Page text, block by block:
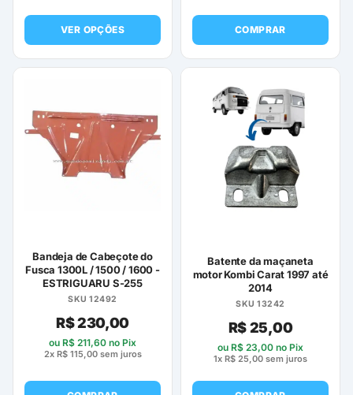
VER OPÇÕES
Este
várias
variantes.
opções
podem
página
do
produto
COMPRAR
Bandeja de Cabeçote do
Fusca 1300L / 1500 / 1600 -
ESTRIGUARU S-255
SKU 12492
R$230,00
ou R$ 211,60 no Pix
2x R$115,00sem juros
Batente da maçaneta
motor Kombi Carat 1997 até
2014
SKU 13242
R$25,00
ou R$ 23,00 no Pix
1x R$ 25,00 sem juros